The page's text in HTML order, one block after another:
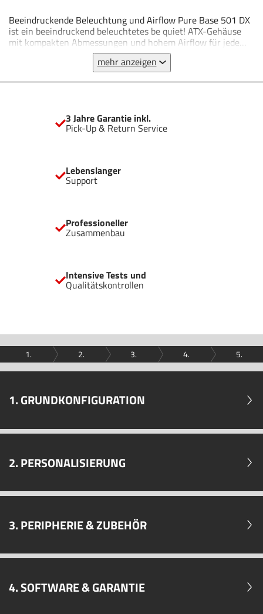
Beeindruckende Beleuchtung und Airflow Pure Base 501 DX
ist ein beeindruckend beleuchtetes be quiet! ATX-Gehäuse
mit kompakten Abmessungen und hohem Airflow für jede
maximale Performance Dynamisches Front-Design mit
eleganter ARGB-Beleuchtung innen und außen am Gehäuse
3 vorinstallierte Pure Wings 3 140mm PWM Lüfter für
Abmessungen Vertikale Installation von Grafikkarten möglich
Bereit für Wasserkühlungen mit Radiatoren bis zu 360mm
mehr anzeigen
3 Jahre Garantie inkl.
Pick-Up & Return Service
Lebenslanger
Support
Professioneller
Zusammenbau
Intensive Tests und
Qualitätskontrollen
1. 2. 3. 4. 5.
1. GRUNDKONFIGURATION
2. PERSONALISIERUNG
3. PERIPHERIE & ZUBEHÖR
4. SOFTWARE & GARANTIE